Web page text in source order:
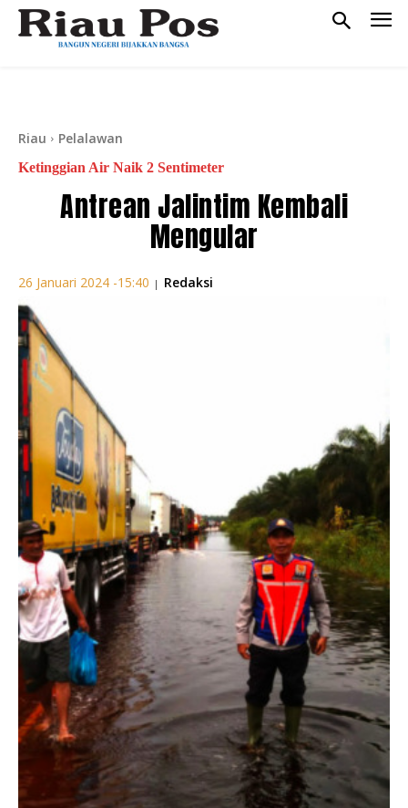
Riau Pelalawan
Ketinggian Air Naik 2 Sentimeter
Antrean Jalintim Kembali
Mengular
26 Januari 2024 -15:40 | Redaksi